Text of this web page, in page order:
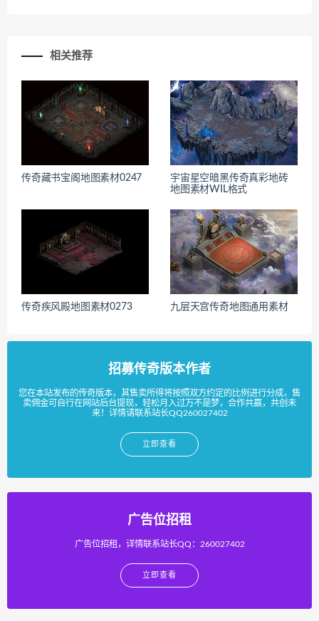
相关推荐
传奇藏书宝阁地图素材0247
宇宙星空暗黑传奇真彩地砖
地图素材WIL格式
传奇疾风殿地图素材0273 九层天宫传奇地图通用素材
招募传奇版本作者
您在本站发布的传奇版本，其售卖所得将按照双方约定的比例进行分成，售
卖佣金可自行在网站后台提现，轻松月入过万不是梦，合作共赢，共创未
来！详情请联系站长QQ260027402
立即查看
广告位招租
广告位招租，详情联系站长QQ：260027402
立即查看